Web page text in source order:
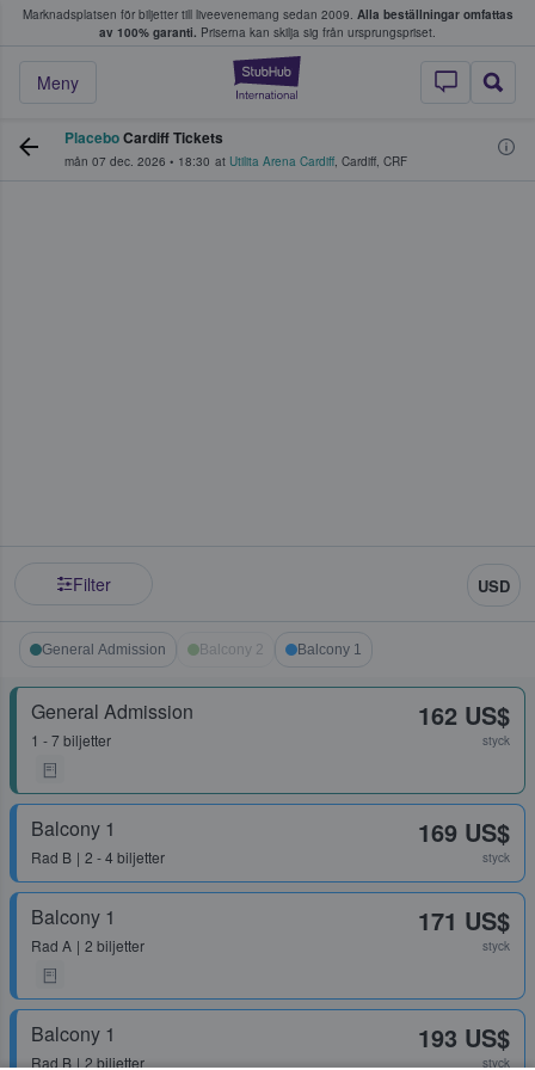
Marknadsplatsen för biljetter till liveevenemang sedan 2009. Alla beställningar omfattas
av 100% garanti. Priserna kan skilja sig från ursprungspriset.
StubHub – där
Meny
köper och säljer biljetter.
PlaceboCardiff Tickets
mån 07 dec. 2026 • 18:30 at Utilita Arena Cardiff, Cardiff, CRF
Filter USD
General Admission Balcony 2 Balcony 1
General Admission
1 - 7 biljetter
162 US$
styck
Balcony 1
Rad B 2 - 4 biljetter
169 US$
styck
Balcony 1
Rad A 2 biljetter
171 US$
styck
Balcony 1
Rad B 2 biljetter
193 US$
styck